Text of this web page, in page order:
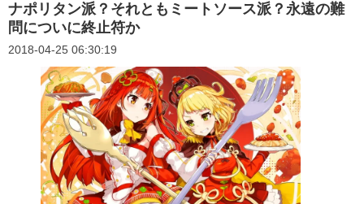
ナポリタン派？それともミートソース派？永遠の難
問についに終止符か
2018-04-25 06:30:19